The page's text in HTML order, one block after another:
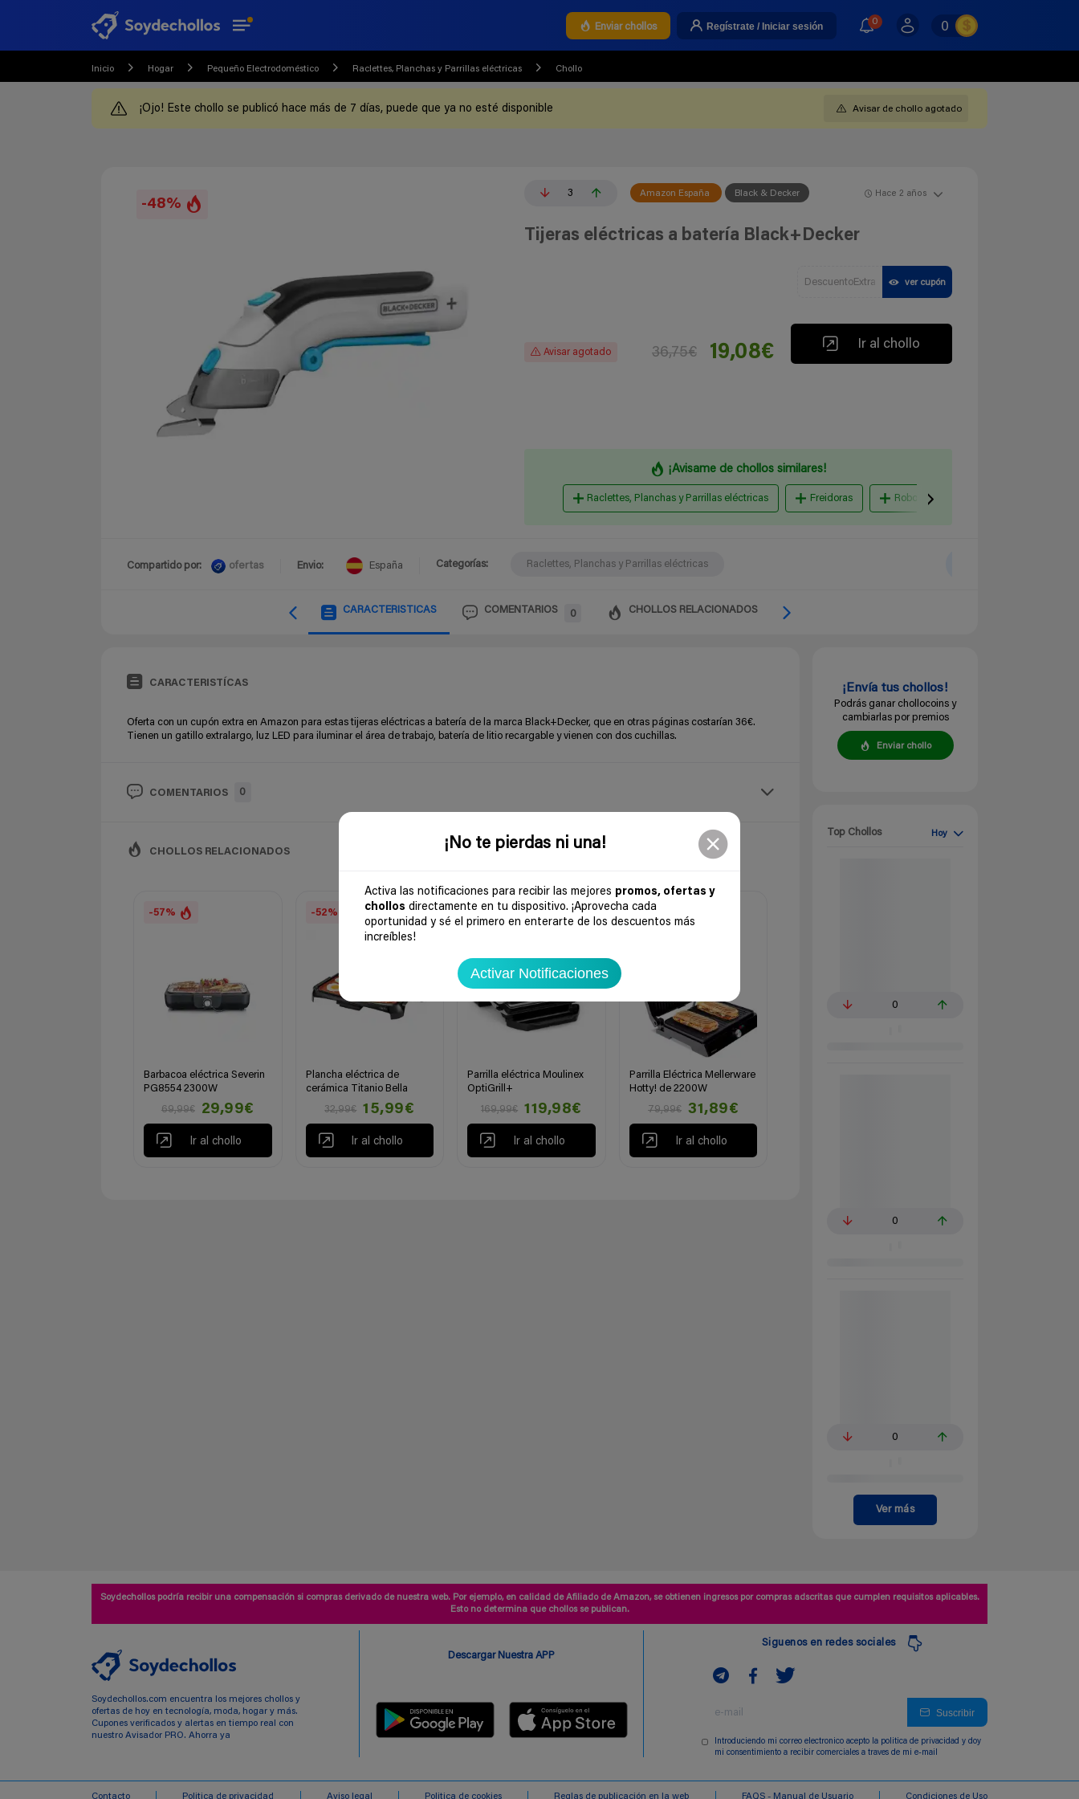
¡No te pierdas ni una!
Activa las notificaciones para recibir las mejores promos, ofertas y
chollos directamente en tu dispositivo. ¡Aprovecha cada
oportunidad y sé el primero en enterarte de los descuentos más
increíbles!
Activar Notificaciones
Enviar chollos Regístrate / Iniciar sesión 0 0
Inicio Hogar Pequeño Electrodoméstico Raclettes, Planchas y Parrillas eléctricas Chollo
¡Ojo! Este chollo se publicó hace más de 7 días, puede que ya no esté disponible Avisar de chollo agotado
-48%
3 Amazon España Black & Decker Hace 2 años
Tijeras eléctricas a batería Black+Decker
DescuentoExtra ver cupón
Avisar agotado 36,75€ 19,08€ Ir al chollo
¡Avisame de chollos similares!
Raclettes, Planchas y Parrillas eléctricas Freidoras Robots de cocina
Compartido por: ofertas Envio: España Categorías: Raclettes, Planchas y Parrillas eléctricas
CARACTERISTICAS COMENTARIOS 0 CHOLLOS RELACIONADOS
CARACTERISTÍCAS
Oferta con un cupón extra en Amazon para estas tijeras eléctricas a batería de la marca Black+Decker, que en otras páginas costarían 36€.
Tienen un gatillo extralargo, luz LED para iluminar el área de trabajo, batería de litio recargable y vienen con dos cuchillas.
COMENTARIOS 0
CHOLLOS RELACIONADOS
-57%
Barbacoa eléctrica Severin
PG8554 2300W
69,99€
29,99€
Ir al chollo
-52%
Plancha eléctrica de
cerámica Titanio Bella
32,99€
15,99€
Ir al chollo
-29%
Parrilla eléctrica Moulinex
OptiGrill+
169,99€
119,98€
Ir al chollo
-60%
Parrilla Eléctrica Mellerware
Hotty! de 2200W
79,99€
31,89€
Ir al chollo
¡Envía tus chollos!
Podrás ganar chollocoins y
cambiarlas por premios
Enviar chollo
Top Chollos Hoy
0
0
0
Ver más
Soydechollos podría recibir una compensación si compras derivado de nuestra web. Por ejemplo, en calidad de Afiliado de Amazon, se obtienen ingresos por compras adscritas que cumplen requisitos aplicables.
Esto no determina que chollos se publican.
Soydechollos.com encuentra los mejores chollos y
ofertas de hoy en tecnología, moda, hogar y más.
Cupones verificados y alertas en tiempo real con
nuestro Avisador PRO. Ahorra ya
Descargar Nuestra APP
Siguenos en redes sociales
Suscribir
Introduciendo mi correo electronico acepto la politica de privacidad y doy
mi consentimiento a recibir comerciales a traves de mi e-mail
Contacto Politica de privacidad Aviso legal Politica de cookies Reglas de publicación en la web FAQS - Manual de Usuario Condiciones de Uso